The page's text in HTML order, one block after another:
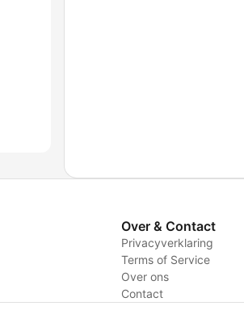
Over & Contact
Privacyverklaring
Terms of Service
Over ons
Contact